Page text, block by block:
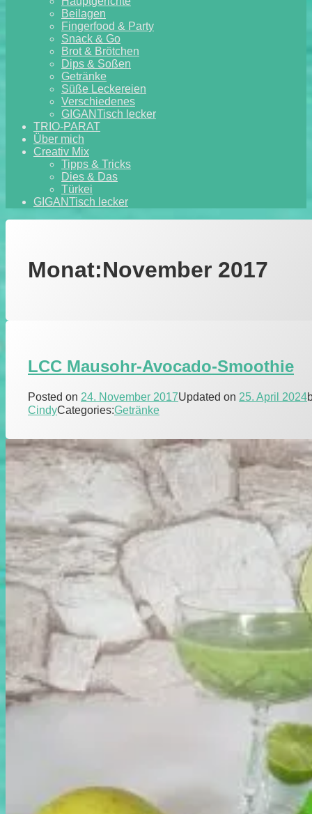
Beilagen
Fingerfood & Party
Snack & Go
Brot & Brötchen
Dips & Soßen
Getränke
Süße Leckereien
Verschiedenes
GIGANTisch lecker
TRIO-PARAT
Über mich
Creativ Mix
Tipps & Tricks
Dies & Das
Türkei
GIGANTisch lecker
Monat:November 2017
LCC Mausohr-Avocado-Smoothie
Posted on 24. November 2017Updated on 25. April 2024
CindyCategories:Getränke